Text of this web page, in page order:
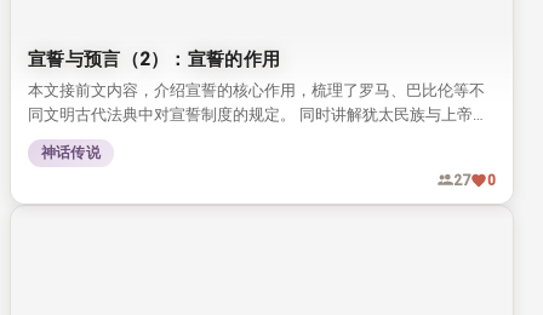
宣誓与预言（2）：宣誓的作用
本文接前文内容，介绍宣誓的核心作用，梳理了罗马、巴比伦等不
同文明古代法典中对宣誓制度的规定。 同时讲解犹太民族与上帝立
约的传统，以及赎罪日解除未践誓约的相关习俗。
神话传说
27
0